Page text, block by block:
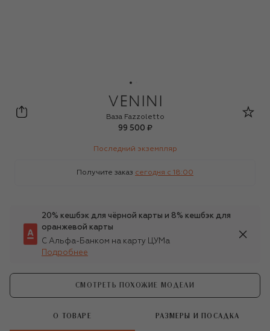
Venini
Ваза Fazzoletto
99 500 ₽
Последний экземпляр
Получите заказ сегодня c 18:00
20% кешбэк для чёрной карты и 8% кешбэк для
оранжевой карты
С Альфа-Банком на карту ЦУМа
Подробнее
СМОТРЕТЬ ПОХОЖИЕ МОДЕЛИ
О ТОВАРЕ РАЗМЕРЫ И ПОСАДКА